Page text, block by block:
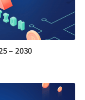
– 2030